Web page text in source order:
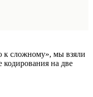
к сложному», мы взяли
кодирования на две